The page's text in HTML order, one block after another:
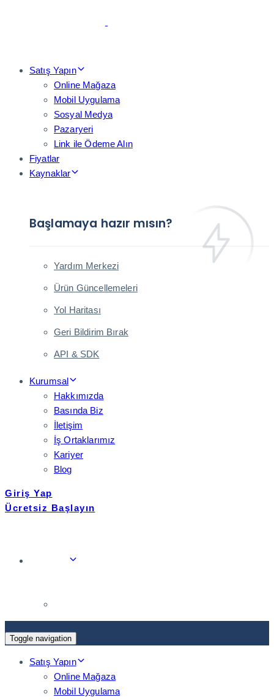
Skip
Satış Yapın
Online Mağaza
Mobil Uygulama
Sosyal Medya
Pazaryeri
Link ile Ödeme Alın
Fiyatlar
Kaynaklar
Başlamaya hazır mısın?
Yardım Merkezi
Ürün Güncellemeleri
Yol Haritası
Geri Bildirim Bırak
API & SDK
Kurumsal
Hakkımızda
Basında Biz
İletişim
İş Ortaklarımız
Kariyer
Blog
Giriş Yap
Ücretsiz Başlayın
Toggle navigation
Satış Yapın
Online Mağaza
Mobil Uygulama